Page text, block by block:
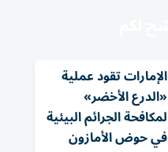
الإمارات تقود عملية
«الدرع الأخضر»
لمكافحة الجرائم البيئية
في حوض الأمازون